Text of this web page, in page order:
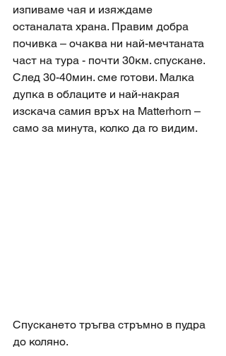
изпиваме чая и изяждаме
останалата храна. Правим добра
почивка – очаква ни най-мечтаната
част на тура - почти 30км. спускане.
След 30-40мин. сме готови. Малка
дупка в облаците и най-накрая
изскача самия връх на Matterhorn –
само за минута, колко да го видим.
Спускането тръгва стръмно в пудра
до коляно.